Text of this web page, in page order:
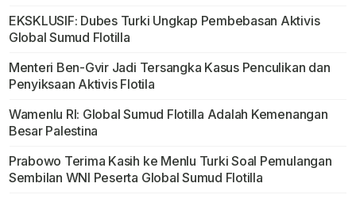
EKSKLUSIF: Dubes Turki Ungkap Pembebasan Aktivis
Global Sumud Flotilla
Menteri Ben-Gvir Jadi Tersangka Kasus Penculikan dan
Penyiksaan Aktivis Flotila
Wamenlu RI: Global Sumud Flotilla Adalah Kemenangan
Besar Palestina
Prabowo Terima Kasih ke Menlu Turki Soal Pemulangan
Sembilan WNI Peserta Global Sumud Flotilla